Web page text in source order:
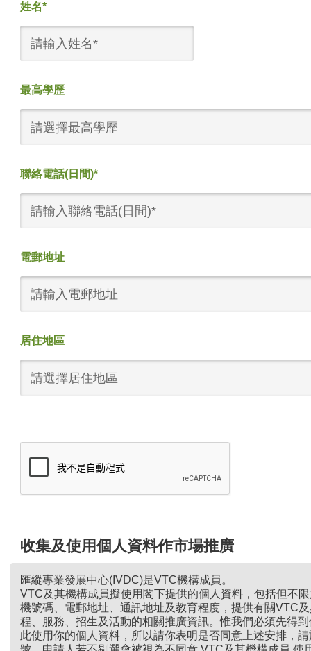
姓名*
最高學歷
請選擇最高學歷
聯絡電話(日間)*
電郵地址
居住地區
請選擇居住地區
收集及使用個人資料作市場推廣
匯縱專業發展中心(IVDC)是VTC機構成員。
VTC及其機構成員擬使用閣下提供的個人資料，包括但不
機號碼、電郵地址、通訊地址及教育程度，提供有關VTC
程、服務、招生及活動的相關推廣資訊。惟我們必須先得
此使用你的個人資料，所以請你表明是否同意上述安排，